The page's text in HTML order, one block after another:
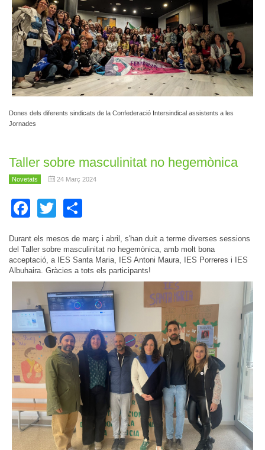
Dones dels diferents sindicats de la Confederació Intersindical assistents a les
Jornades
Taller sobre masculinitat no hegemònica
Novetats 24 Març 2024
Facebook
Twitter
Durant els mesos de març i abril, s'han duit a terme diverses sessions
del Taller sobre masculinitat no hegemònica, amb molt bona
acceptació, a IES Santa Maria, IES Antoni Maura, IES Porreres i IES
Albuhaira. Gràcies a tots els participants!